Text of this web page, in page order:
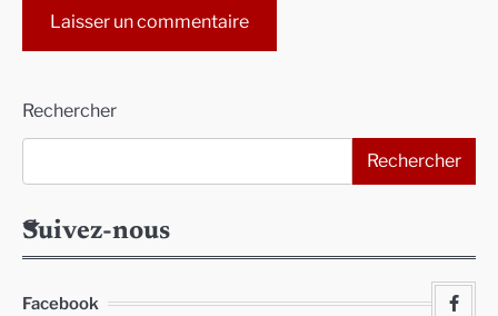
Rechercher
Rechercher
Suivez-nous
Facebook